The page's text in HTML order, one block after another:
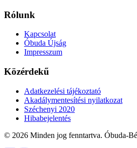
Rólunk
Kapcsolat
Óbuda Újság
Impresszum
Közérdekű
Adatkezelési tájékoztató
Akadálymentesítési nyilatkozat
Széchenyi 2020
Hibabejelentés
© 2026 Minden jog fenntartva. Óbuda-